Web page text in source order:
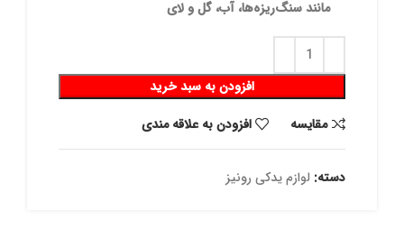
مانند سنگ‌ریزه‌ها، آب، گل و لای
افزودن به سبد خرید
مقايسه
افزودن به علاقه مندی
دسته: لوازم یدکی رونیز